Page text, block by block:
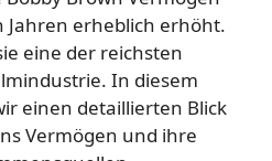
Jahren erheblich erhöht.
eine der reichsten
In diesem
einen detaillierten Blick
Vermögen und ihre